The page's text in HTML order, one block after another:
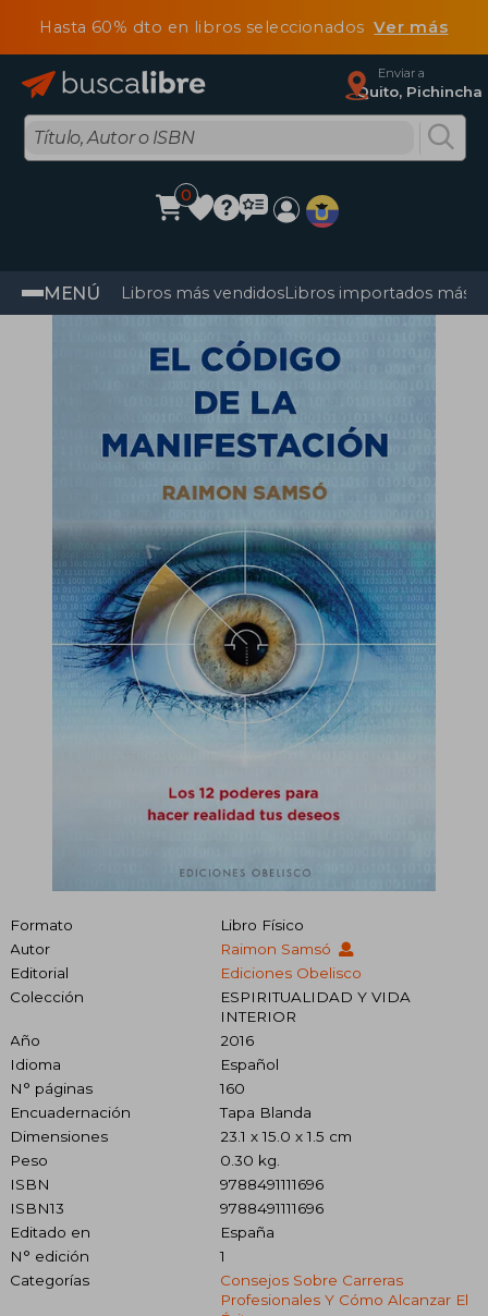
Hasta 60% dto en libros seleccionadosVer más
Enviar a
Quito, Pichincha
0
MENÚ Libros más vendidosLibros importados más
Formato
Libro Físico
Autor
Raimon Samsó
Editorial
Ediciones Obelisco
Colección
ESPIRITUALIDAD Y VIDA
INTERIOR
Año
2016
Idioma
Español
N° páginas
160
Encuadernación
Tapa Blanda
Dimensiones
23.1 x 15.0 x 1.5 cm
Peso
0.30 kg.
ISBN
9788491111696
ISBN13
9788491111696
Editado en
España
N° edición
1
Categorías
Consejos Sobre Carreras
Profesionales Y Cómo Alcanzar El